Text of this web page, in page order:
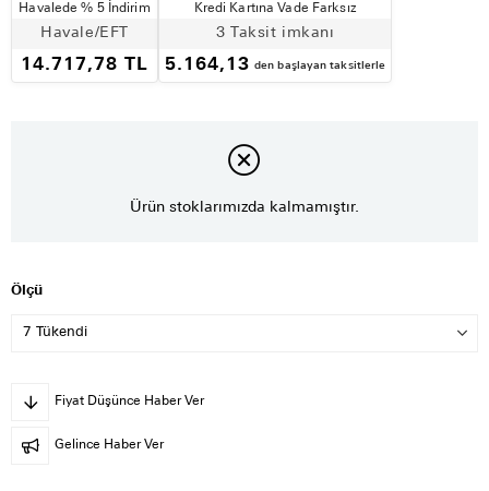
Havalede % 5 İndirim
Havale/EFT
14.717,78 TL
Kredi Kartına Vade Farksız
3 Taksit imkanı
5.164,13 den başlayan taksitlerle
Ürün stoklarımızda kalmamıştır.
Ölçü
Fiyat Düşünce Haber Ver
Gelince Haber Ver